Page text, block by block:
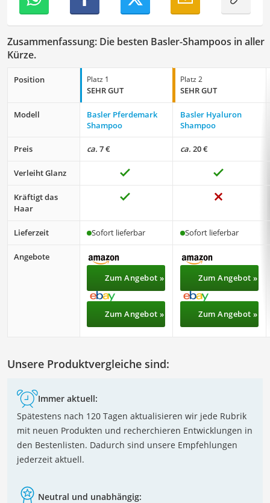
Zusammenfassung: Die besten Basler-Shampoos in aller
Kürze.
Position Platz 1
SEHR GUT
Platz 2
SEHR GUT
Modell
Basler Pferdemark
Shampoo
Basler Hyaluron
Shampoo
Preis ca. 7 € ca. 20 €
Verleiht Glanz
Kräftigt das
Haar
Lieferzeit Sofort lieferbar Sofort lieferbar
Angebote
Zum Angebot »
Zum Angebot »
Zum Angebot »
Zum Angebot »
Unsere Produktvergleiche sind:
Immer aktuell:
Spätestens nach 120 Tagen aktualisieren wir jede Rubrik
mit neuen Produkten und recherchieren Entwicklungen in
den Bestenlisten. Dadurch sind unsere Empfehlungen
jederzeit aktuell.
Neutral und unabhängig: